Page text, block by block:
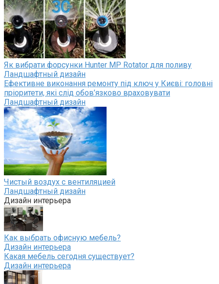
Як вибрати форсунки Hunter MP Rotator для поливу
Ландшафтный дизайн
Ефективне виконання ремонту під ключ у Києві: головні
пріоритети, які слід обов’язково враховувати
Ландшафтный дизайн
Чистый воздух с вентиляцией
Ландшафтный дизайн
Дизайн интерьера
Как выбрать офисную мебель?
Дизайн интерьера
Какая мебель сегодня существует?
Дизайн интерьера